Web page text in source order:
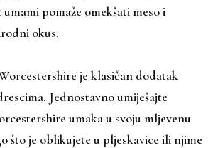
pomaže omekšati meso i
okus.
je klasičan dodatak
Jednostavno umiješajte
umaka u svoju mljevenu
što je oblikujete u pljeskavice ili njime